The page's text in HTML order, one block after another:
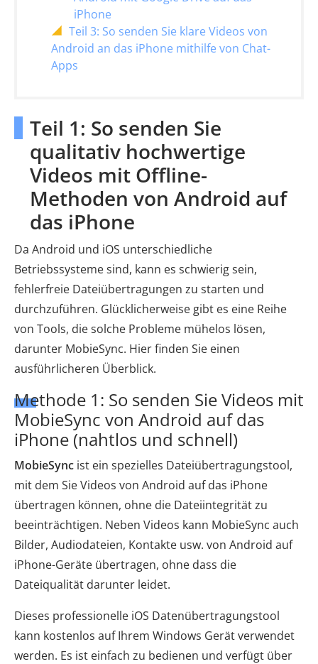
iPhone
Teil 3: So senden Sie klare Videos von
Android an das iPhone mithilfe von Chat-
Apps
Teil 1: So senden Sie
qualitativ hochwertige
Videos mit Offline-
Methoden von Android auf
das iPhone
Da Android und iOS unterschiedliche
Betriebssysteme sind, kann es schwierig sein,
fehlerfreie Dateiübertragungen zu starten und
durchzuführen. Glücklicherweise gibt es eine Reihe
von Tools, die solche Probleme mühelos lösen,
darunter MobieSync. Hier finden Sie einen
ausführlicheren Überblick.
Methode 1: So senden Sie Videos mit
MobieSync von Android auf das
iPhone (nahtlos und schnell)
MobieSync ist ein spezielles Dateiübertragungstool,
mit dem Sie Videos von Android auf das iPhone
übertragen können, ohne die Dateiintegrität zu
beeinträchtigen. Neben Videos kann MobieSync auch
Bilder, Audiodateien, Kontakte usw. von Android auf
iPhone-Geräte übertragen, ohne dass die
Dateiqualität darunter leidet.
Dieses professionelle iOS Datenübertragungstool
kann kostenlos auf Ihrem Windows Gerät verwendet
werden. Es ist einfach zu bedienen und verfügt über